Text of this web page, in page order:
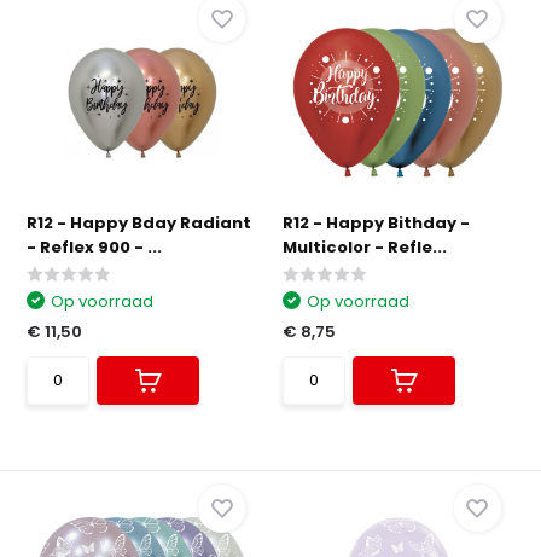
R12 - Happy Bday Radiant
- Reflex 900 - ...
Op voorraad
€ 11,50
R12 - Happy Bithday -
Multicolor - Refle...
Op voorraad
€ 8,75